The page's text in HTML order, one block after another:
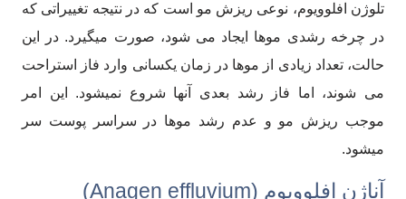
تلوژن افلوویوم، نوعی ریزش مو است که در نتیجه تغییراتی که
در چرخه رشدی موها ایجاد می شود، صورت میگیرد. در این
حالت، تعداد زیادی از موها در زمان یکسانی وارد فاز استراحت
می شوند، اما فاز رشد بعدی آنها شروع نمیشود. این امر
موجب ریزش مو و عدم رشد موها در سراسر پوست سر
میشود.
آناژن افلوویوم (Anagen effluvium)